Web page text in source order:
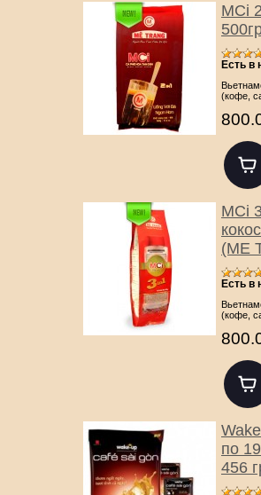
MСi
Есть в
(кофе,
MСi
(ME
Есть в
(кофе,
по
456